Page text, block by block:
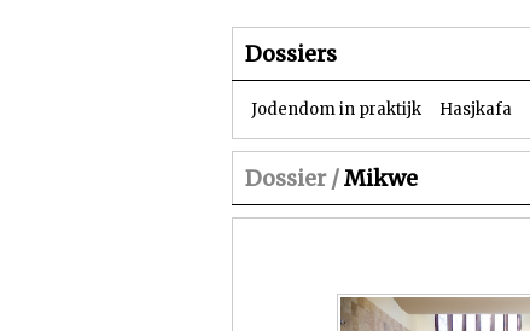
Dossiers
Jodendom in praktijk Hasjkafa
Dossier /Mikwe